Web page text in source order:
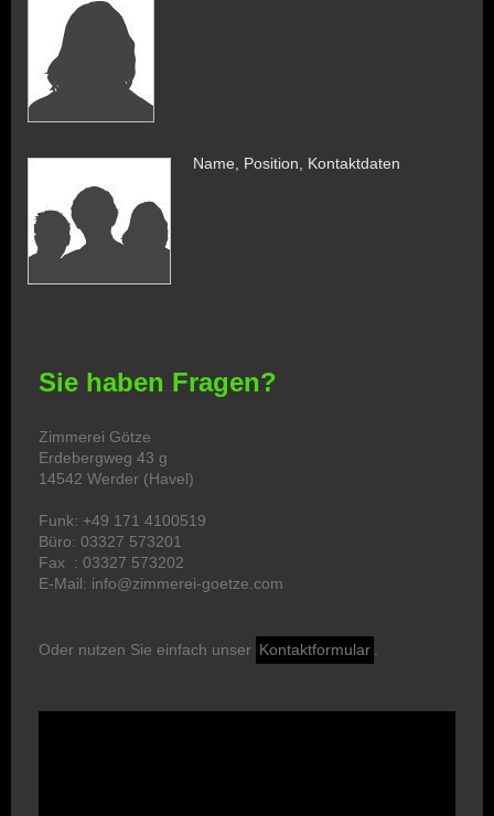
Name, Position, Kontaktdaten
Sie haben Fragen?
Zimmerei Götze
Erdebergweg 43 g
14542 Werder (Havel)
Funk: +49 171 4100519
Büro: 03327 573201
Fax : 03327 573202
E-Mail: info@zimmerei-goetze.com
Oder nutzen Sie einfach unser Kontaktformular